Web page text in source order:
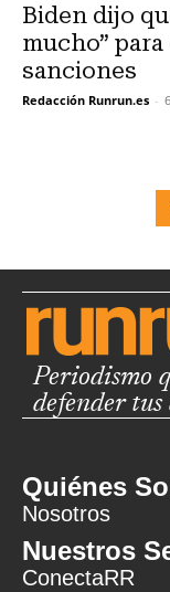
Biden dijo
mucho”
sanciones
Redacción Runrun.es -
Periodismo
defender tus
Quiénes
Nosotros
Nuestros
ConectaRR